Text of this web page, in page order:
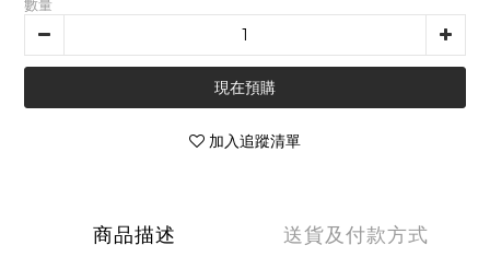
數量
現在預購
加入追蹤清單
商品描述 送貨及付款方式